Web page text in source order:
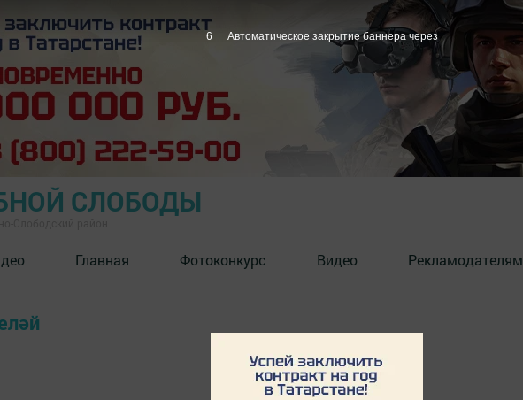
СЛОБОДЫ
Главная Фотоконкурс Видео Рекламодателям
6 Автоматическое закрытие баннера через